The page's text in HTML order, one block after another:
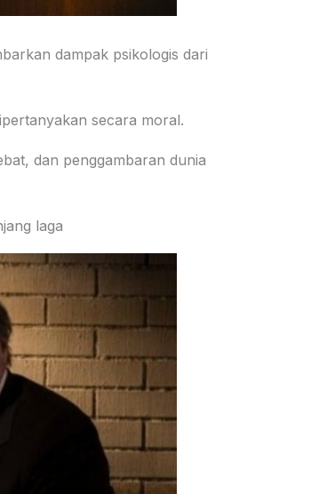
dampak psikologis dari
secara moral.
dan penggambaran dunia
laga